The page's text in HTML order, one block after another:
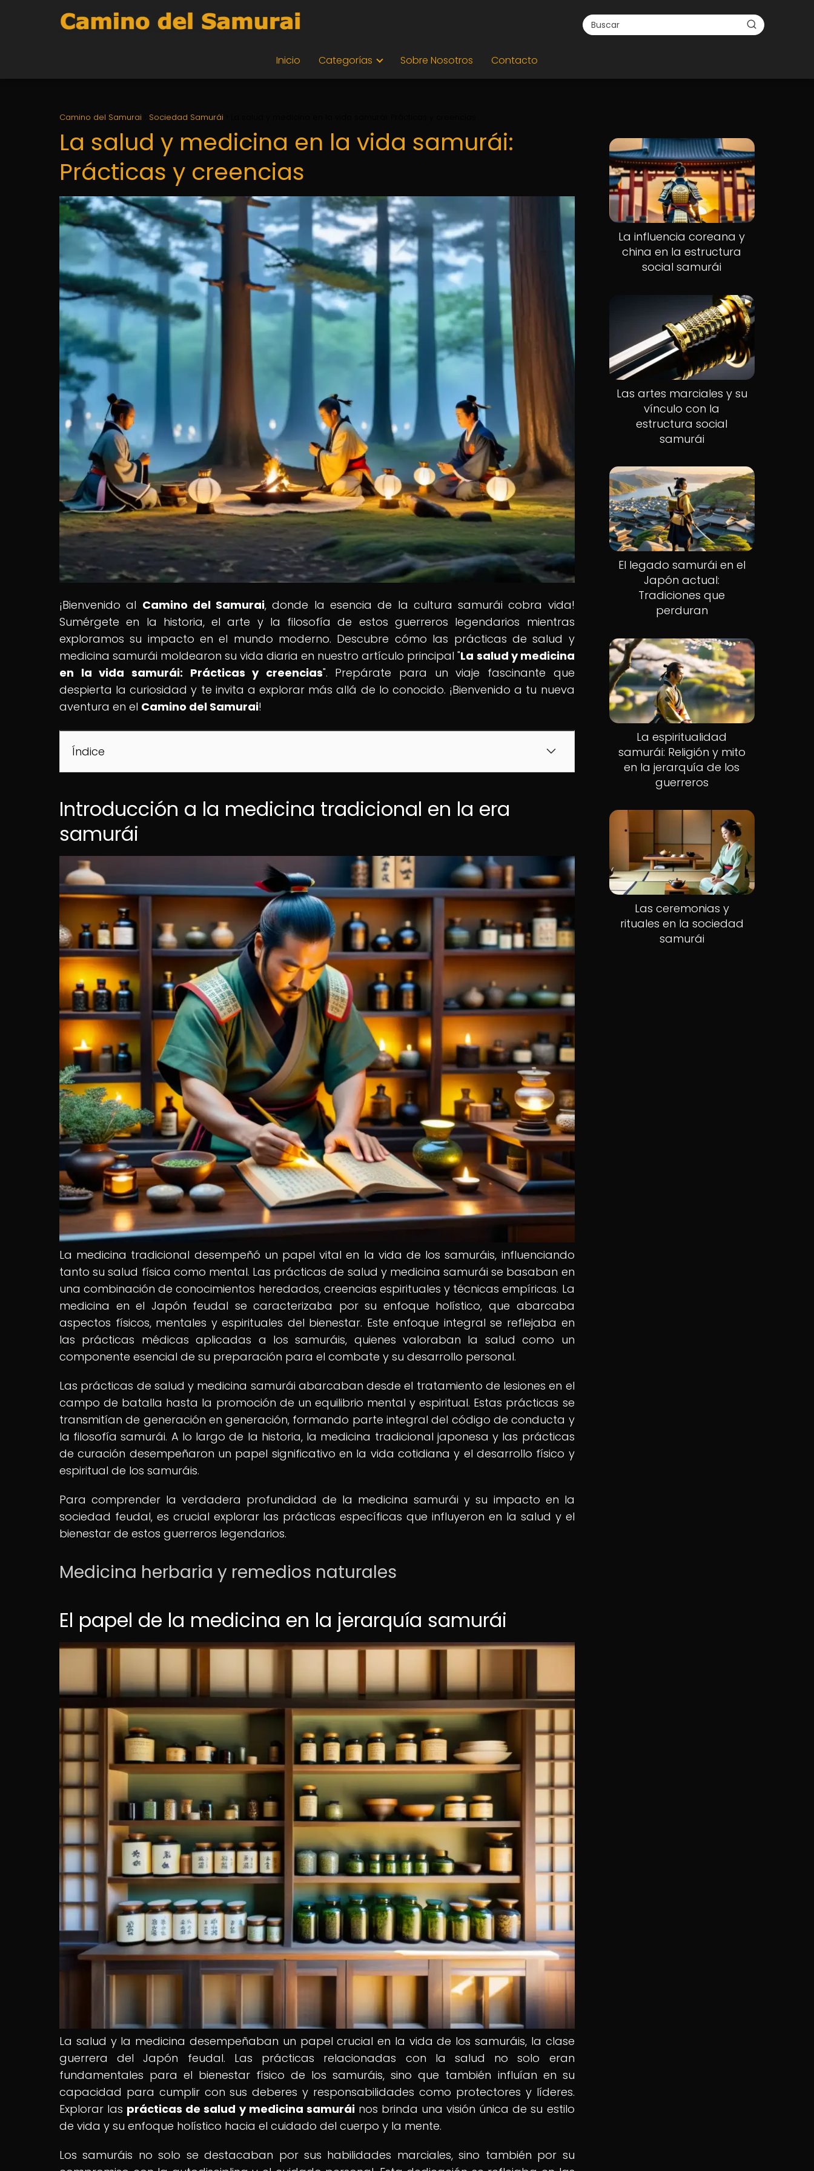
Inicio Categorías Sobre Nosotros Contacto
Camino del Samurai Sociedad Samurái
La salud y medicina en la vida samurái:
Prácticas y creencias
¡Bienvenido al Camino del Samurai, donde la esencia de la cultura samurái cobra vida!
Sumérgete en la historia, el arte y la filosofía de estos guerreros legendarios mientras
exploramos su impacto en el mundo moderno. Descubre cómo las prácticas de salud y
medicina samurái moldearon su vida diaria en nuestro artículo principal "La salud y medicina
en la vida samurái: Prácticas y creencias". Prepárate para un viaje fascinante que
despierta la curiosidad y te invita a explorar más allá de lo conocido. ¡Bienvenido a tu nueva
aventura en el Camino del Samurai!
Índice
Introducción a la medicina tradicional en la era
samurái
La medicina tradicional desempeñó un papel vital en la vida de los samuráis, influenciando
tanto su salud física como mental. Las prácticas de salud y medicina samurái se basaban en
una combinación de conocimientos heredados, creencias espirituales y técnicas empíricas. La
medicina en el Japón feudal se caracterizaba por su enfoque holístico, que abarcaba
aspectos físicos, mentales y espirituales del bienestar. Este enfoque integral se reflejaba en
las prácticas médicas aplicadas a los samuráis, quienes valoraban la salud como un
componente esencial de su preparación para el combate y su desarrollo personal.
Las prácticas de salud y medicina samurái abarcaban desde el tratamiento de lesiones en el
campo de batalla hasta la promoción de un equilibrio mental y espiritual. Estas prácticas se
transmitían de generación en generación, formando parte integral del código de conducta y
la filosofía samurái. A lo largo de la historia, la medicina tradicional japonesa y las prácticas
de curación desempeñaron un papel significativo en la vida cotidiana y el desarrollo físico y
espiritual de los samuráis.
Para comprender la verdadera profundidad de la medicina samurái y su impacto en la
sociedad feudal, es crucial explorar las prácticas específicas que influyeron en la salud y el
bienestar de estos guerreros legendarios.
Medicina herbaria y remedios naturales
El papel de la medicina en la jerarquía samurái
La salud y la medicina desempeñaban un papel crucial en la vida de los samuráis, la clase
guerrera del Japón feudal. Las prácticas relacionadas con la salud no solo eran
fundamentales para el bienestar físico de los samuráis, sino que también influían en su
capacidad para cumplir con sus deberes y responsabilidades como protectores y líderes.
Explorar las prácticas de salud y medicina samuráinos brinda una visión única de su estilo
de vida y su enfoque holístico hacia el cuidado del cuerpo y la mente.
Los samuráis no solo se destacaban por sus habilidades marciales, sino también por su
La influencia coreana y
china en la estructura
social samurái
Las artes marciales y su
vínculo con la
estructura social
samurái
El legado samurái en el
Japón actual:
Tradiciones que
perduran
La espiritualidad
samurái: Religión y mito
en la jerarquía de los
guerreros
Las ceremonias y
rituales en la sociedad
samurái